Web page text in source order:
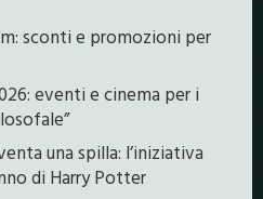
sconti e promozioni per
eventi e cinema per i
una spilla: l’iniziativa
di Harry Potter